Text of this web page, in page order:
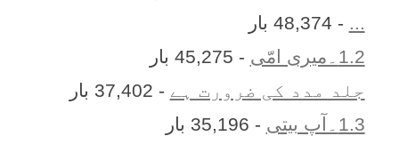
... - 48,374 بار
1.2۔میری امّی
- 45,275 بار
جلد مدد کی ضرورت ہے - 37,402 بار
1.3۔آپ بیتی
- 35,196 بار